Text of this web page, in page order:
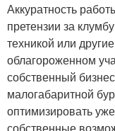
Аккуратность
претензии за
техникой или
облагороженном
собственный
малогабаритной
оптимизировать